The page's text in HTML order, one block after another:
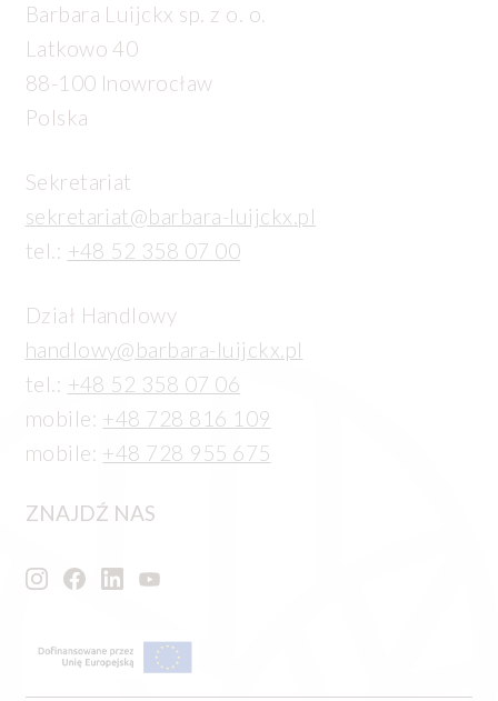
Barbara Luijckx sp. z o. o.
Latkowo 40
88-100 Inowrocław
Polska
Sekretariat
sekretariat@barbara-luijckx.pl
tel.: +48 52 358 07 00
Dział Handlowy
handlowy@barbara-luijckx.pl
tel.: +48 52 358 07 06
mobile: +48 728 816 109
mobile: +48 728 955 675
ZNAJDŹ NAS